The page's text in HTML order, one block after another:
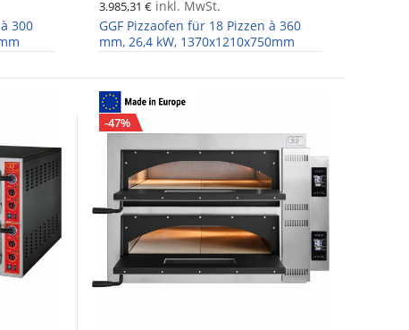
300
3.985,31 €inkl. MwSt.
GGF Pizzaofen für 18 Pizzen à 360
mm, 26,4 kW, 1370x1210x750mm
-47%